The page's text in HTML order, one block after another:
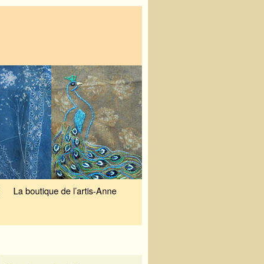
La boutique de l’artis-Anne